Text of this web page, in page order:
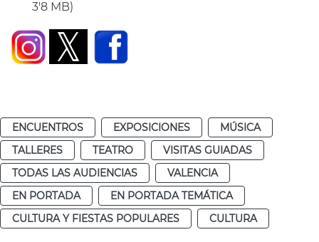
3'8 MB)
ENCUENTROS EXPOSICIONES
MÚSICA
TALLERES
TEATRO
VISITAS GUIADAS
TODAS LAS AUDIENCIAS
VALENCIA
EN PORTADA
EN PORTADA TEMÁTICA
CULTURA Y FIESTAS POPULARES
CULTURA